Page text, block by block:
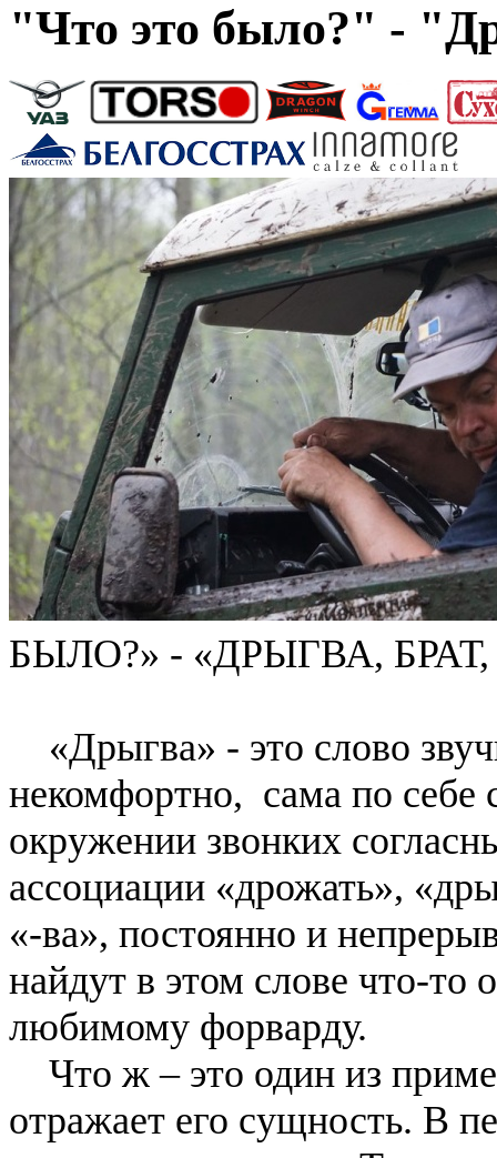
"Что это было?" -
БЫЛО?» - «ДРЫГВА,
«Дрыгва» - это слово
некомфортно, сама по себе
окружении звонких
ассоциации «дрожать»,
«-ва», постоянно и
найдут в этом слове что-то
любимому форварду.
Что ж – это один из
отражает его сущность. В